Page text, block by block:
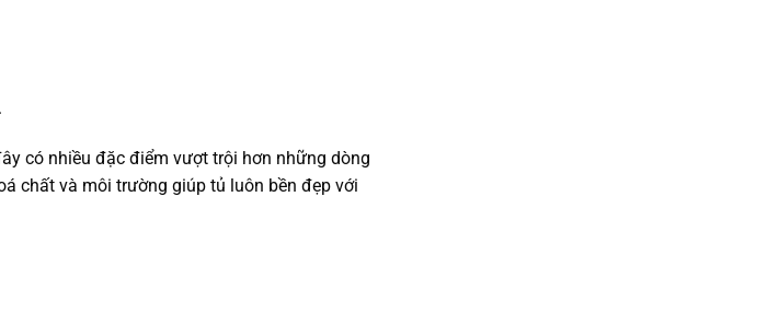
có nhiều đặc điểm vượt trội hơn những dòng
chất và môi trường giúp tủ luôn bền đẹp với